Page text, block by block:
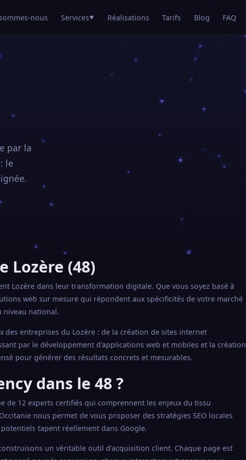
nous Services▼ Réalisations Tarifs Blog FAQ
par la
le
Lozère (48)
Lozère dans leur transformation digitale. Que vous soyez basé à
web sur mesure qui répondent aux spécificités de votre marché
niveau national.
entreprises du Lozère : de la création de sites internet
par le développement d'applications web et mobiles et la création
pour générer des résultats concrets et mesurables.
dans le 48 ?
de 12 experts certifiés qui comprennent les enjeux du tissu
nous permet de vous proposer des stratégies SEO locales
tapent réellement dans Google.
un véritable outil d'acquisition client. Chaque page est